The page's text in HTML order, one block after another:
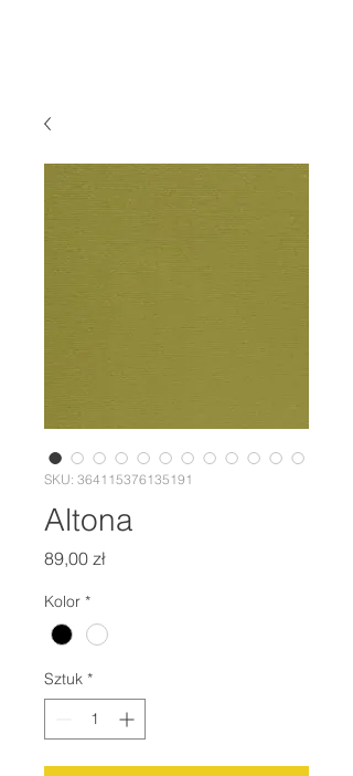
SKU: 364115376135191
Altona
89,00 złCena
Kolor *
Sztuk *